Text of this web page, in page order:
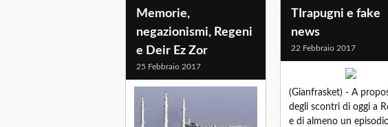
Memorie,
negazionismi, Regeni
e Deir Ez Zor
25 Febbraio 2017
TIrapugni e fake
news
22 Febbraio 2017
(Gianfrasket) - A
degli scontri di oggi a
e di almeno un